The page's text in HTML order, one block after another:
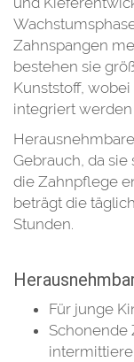
Zahnspangen
bestehen sie
Kunststoff,
integriert
Gebrauch, da
die Zahnpflege
beträgt die
Stunden.
Für junge
Schonende